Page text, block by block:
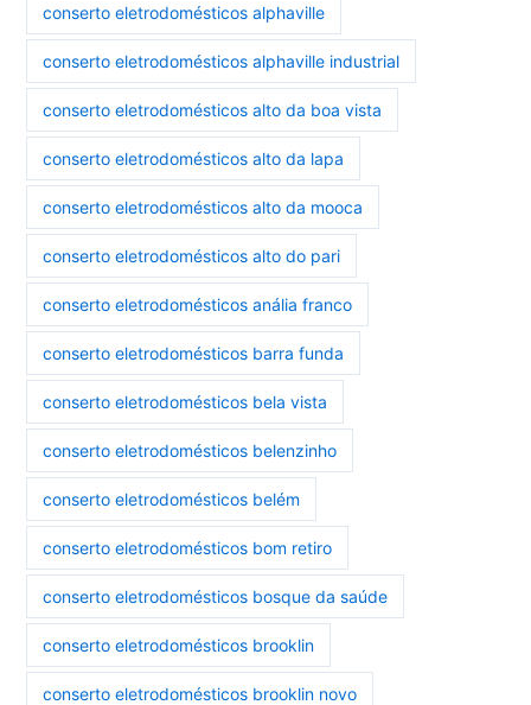
conserto eletrodomésticos alphaville
conserto eletrodomésticos alphaville industrial
conserto eletrodomésticos alto da boa vista
conserto eletrodomésticos alto da lapa
conserto eletrodomésticos alto da mooca
conserto eletrodomésticos alto do pari
conserto eletrodomésticos anália franco
conserto eletrodomésticos barra funda
conserto eletrodomésticos bela vista
conserto eletrodomésticos belenzinho
conserto eletrodomésticos belém
conserto eletrodomésticos bom retiro
conserto eletrodomésticos bosque da saúde
conserto eletrodomésticos brooklin
conserto eletrodomésticos brooklin novo